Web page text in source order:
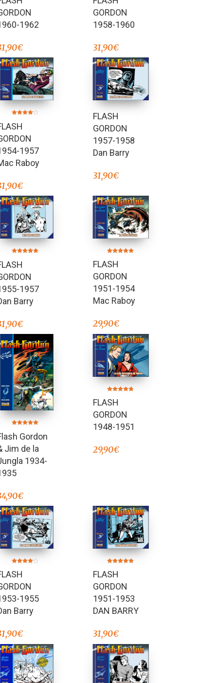
de 5
1962
€
4.00
de 5
GORDON
1958-1960
31,90€
en
4.00
de 5
1957
Raboy
€
FLASH
GORDON
1957-1958
Dan Barry
31,90€
5.00
de 5
1957
Barry
€
5.00
de 5
FLASH
GORDON
1951-1954
Mac Raboy
29,90€
4.91
de 5 Gordon
Jim de la
1934-
€
4.67
de 5
FLASH
GORDON
1948-1951
29,90€
en
4.00
de 5
1955
Barry
€
5.00
de 5
FLASH
GORDON
1951-1953
DAN BARRY
31,90€